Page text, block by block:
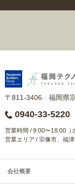
〒811-3406 福岡県
0940-33-5220
営業時間 / 9:00〜18:00（
営業エリア / 宗像市、福
会社概要